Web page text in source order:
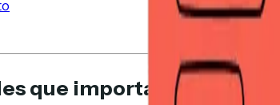
que importam para